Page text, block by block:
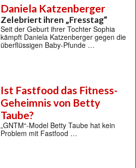
Daniela Katzenberger
Zelebriert ihren „Fresstag“
Seit der Geburt ihrer Tochter Sophia
kämpft Daniela Katzenberger gegen die
überflüssigen Baby-Pfunde …
Ist Fastfood das Fitness-
Geheimnis von Betty
Taube?
„GNTM“-Model Betty Taube hat kein
Problem mit Fastfood …